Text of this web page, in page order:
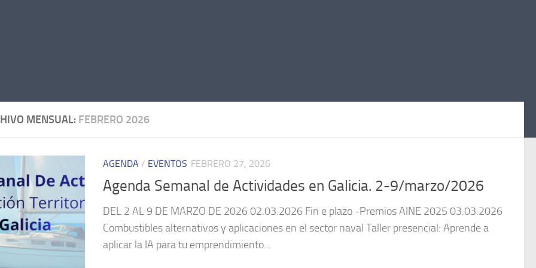
MENSUAL: FEBRERO 2026
AGENDA / EVENTOS FEBRERO 27, 2026
Agenda Semanal de Actividades en Galicia. 2-9/marzo/2026
DEL 2 AL 9 DE MARZO DE 2026 02.03.2026 Fin e plazo -Premios AINE 2025 03.03.2026
Combustibles alternativos y aplicaciones en el sector naval Taller presencial: Aprende a
aplicar la IA para tu emprendimiento...